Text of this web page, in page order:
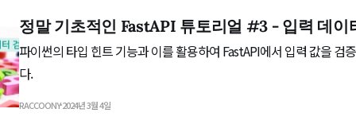
정말 기초적인 FastAPI 튜토리얼 #3 - 입력 데이
파이썬의 타입 힌트 기능과 이를 활용하여 FastAPI에서 입력 값을 검
다.
RACCOONY2024년 3월 4일